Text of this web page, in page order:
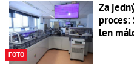
FOTO
Za
proces:
len